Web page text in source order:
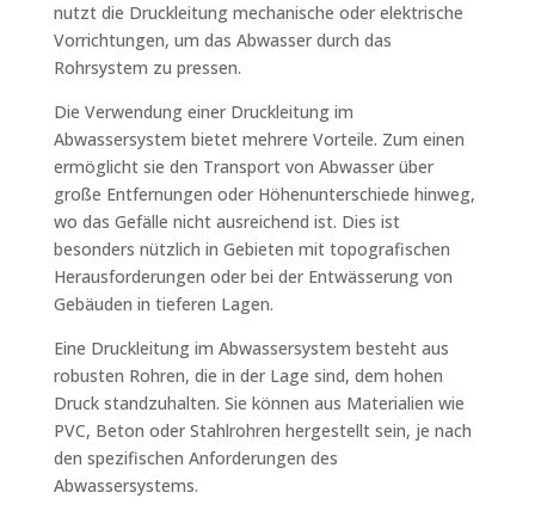
nutzt die Druckleitung mechanische oder elektrische
Vorrichtungen, um das Abwasser durch das
Rohrsystem zu pressen.
Die Verwendung einer Druckleitung im
Abwassersystem bietet mehrere Vorteile. Zum einen
ermöglicht sie den Transport von Abwasser über
große Entfernungen oder Höhenunterschiede hinweg,
wo das Gefälle nicht ausreichend ist. Dies ist
besonders nützlich in Gebieten mit topografischen
Herausforderungen oder bei der Entwässerung von
Gebäuden in tieferen Lagen.
Eine Druckleitung im Abwassersystem besteht aus
robusten Rohren, die in der Lage sind, dem hohen
Druck standzuhalten. Sie können aus Materialien wie
PVC, Beton oder Stahlrohren hergestellt sein, je nach
den spezifischen Anforderungen des
Abwassersystems.